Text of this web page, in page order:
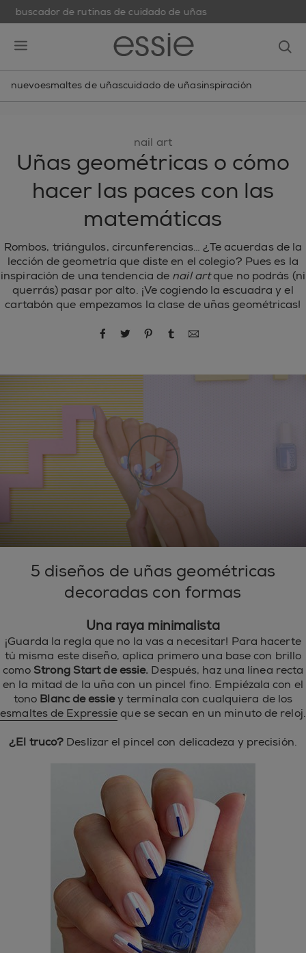
buscador de rutinas de cuidado de uñas
nuevoesmaltes de uñascuidado de uñasinspiración
nail art
Uñas geométricas o cómo
hacer las paces con las
matemáticas
Rombos, triángulos, circunferencias… ¿Te acuerdas de la
lección de geometría que diste en el colegio? Pues es la
inspiración de una tendencia de nail artque no podrás (ni
querrás) pasar por alto. ¡Ve cogiendo la escuadra y el
cartabón que empezamos la clase de uñas geométricas!
compartir por Facebook
compartir por Twitter
compartir por Pinterest
compartir por Tumblr
compartir por
5 diseños de uñas geométricas
decoradas con formas
Una raya minimalista
¡Guarda la regla que no la vas a necesitar! Para hacerte
tú misma este diseño, aplica primero una base con brillo
comoStrong Start de essie. Después, haz una línea recta
en la mitad de la uña con un pincel fino. Empiézala con el
tono Blanc de essiey termínala con cualquiera de los
esmaltes de Expressieque se secan en un minuto de reloj.
¿El truco? Deslizar el pincel con delicadeza y precisión.